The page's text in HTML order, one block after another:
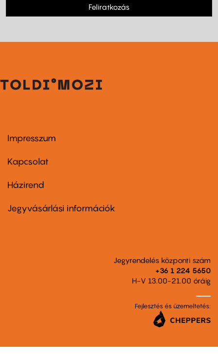
Feliratkozás
Footer
first
Impresszum
Kapcsolat
Footer
second
Házirend
Jegyvásárlási információk
Jegyrendelés központi szám
+36 1 224 5650
H-V 13.00-21.00 óráig
Fejlesztés és üzemeltetés: